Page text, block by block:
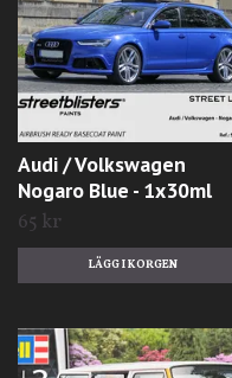
Audi / Volkswagen
Nogaro Blue - 1x30ml
65 kr